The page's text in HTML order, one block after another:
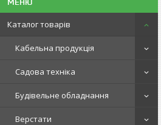
Каталог товарів
Кабельна продукція
Садова техніка
Будівельне обладнання
Верстати